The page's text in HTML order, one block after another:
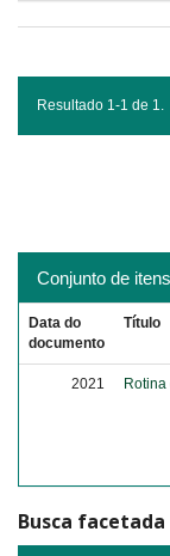
Resultado 1-1 de 1.
Conjunto de
Data do
documento
Título
2021
Busca facetada